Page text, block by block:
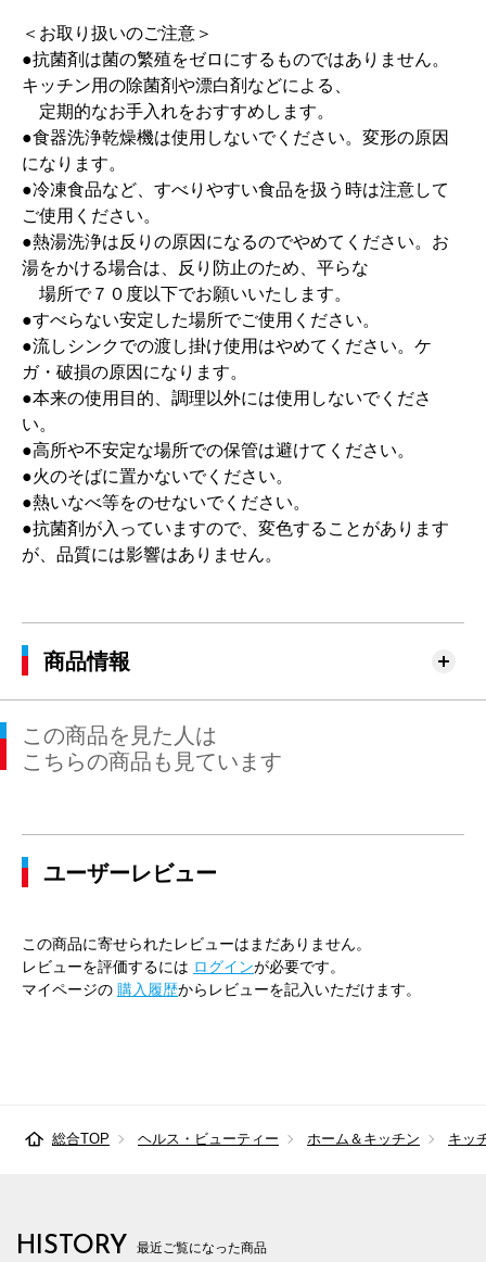
＜お取り扱いのご注意＞
●抗菌剤は菌の繁殖をゼロにするものではありません。
キッチン用の除菌剤や漂白剤などによる、
定期的なお手入れをおすすめします。
●食器洗浄乾燥機は使用しないでください。変形の原因
になります。
●冷凍食品など、すべりやすい食品を扱う時は注意して
ご使用ください。
●熱湯洗浄は反りの原因になるのでやめてください。お
湯をかける場合は、反り防止のため、平らな
場所で７０度以下でお願いいたします。
●すべらない安定した場所でご使用ください。
●流しシンクでの渡し掛け使用はやめてください。ケ
ガ・破損の原因になります。
●本来の使用目的、調理以外には使用しないでくださ
い。
●高所や不安定な場所での保管は避けてください。
●火のそばに置かないでください。
●熱いなべ等をのせないでください。
●抗菌剤が入っていますので、変色することがあります
が、品質には影響はありません。
商品情報
この商品を見た人は
こちらの商品も見ています
ユーザーレビュー
この商品に寄せられたレビューはまだありません。
レビューを評価するには ログインが必要です。
マイページの 購入履歴からレビューを記入いただけます。
総合TOP ヘルス・ビューティー ホーム＆キッチン キッ
HISTORY 最近ご覧になった商品